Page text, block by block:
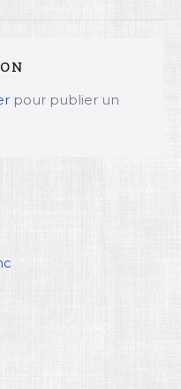
pour publier un